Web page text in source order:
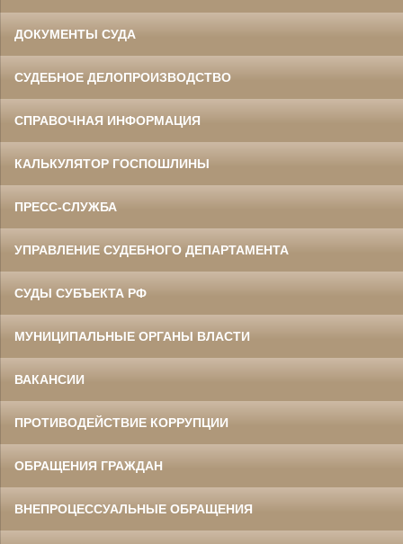
ДОКУМЕНТЫ СУДА
СУДЕБНОЕ ДЕЛОПРОИЗВОДСТВО
СПРАВОЧНАЯ ИНФОРМАЦИЯ
КАЛЬКУЛЯТОР ГОСПОШЛИНЫ
ПРЕСС-СЛУЖБА
УПРАВЛЕНИЕ СУДЕБНОГО ДЕПАРТАМЕНТА
СУДЫ СУБЪЕКТА РФ
МУНИЦИПАЛЬНЫЕ ОРГАНЫ ВЛАСТИ
ВАКАНСИИ
ПРОТИВОДЕЙСТВИЕ КОРРУПЦИИ
ОБРАЩЕНИЯ ГРАЖДАН
ВНЕПРОЦЕССУАЛЬНЫЕ ОБРАЩЕНИЯ